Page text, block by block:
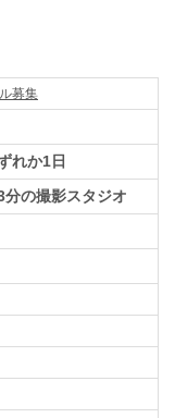
募集
れか1日
の撮影スタジオ